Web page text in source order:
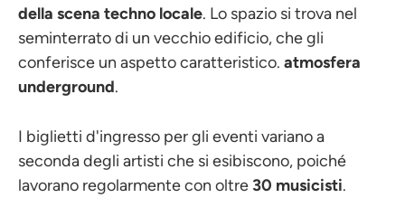
della scena techno locale. Lo spazio si trova nel
seminterrato di un vecchio edificio, che gli
conferisce un aspetto caratteristico. atmosfera
underground.
I biglietti d'ingresso per gli eventi variano a
seconda degli artisti che si esibiscono, poiché
lavorano regolarmente con oltre30 musicisti.